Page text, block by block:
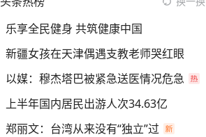
乐享全民健身 共筑健康中国
新疆女孩在天津偶遇支教老师哭红眼
以媒：穆杰塔巴被紧急送医情况危急
上半年国内居民出游人次34.63亿
郑丽文：台湾从来没有“独立”过